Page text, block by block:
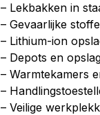
– Lekbakken in
– Gevaarlijke
– Lithium-ion
– Depots en
– Warmtekamers
–
– Veilige